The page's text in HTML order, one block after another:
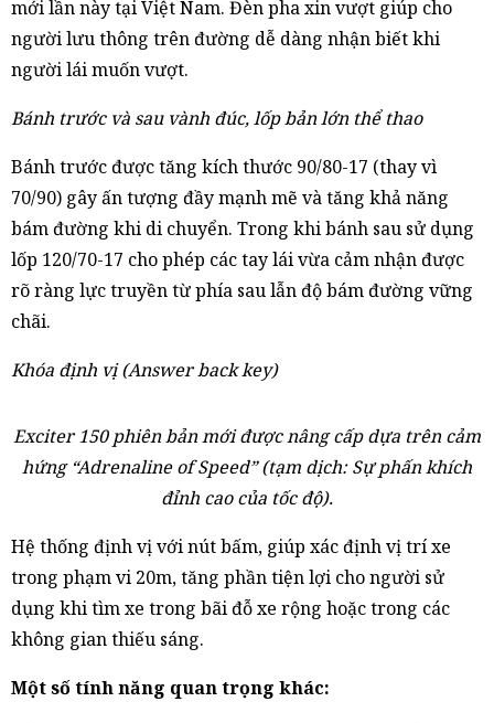
mới lần này tại Việt Nam. Đèn pha xin vượt giúp cho
người lưu thông trên đường dễ dàng nhận biết khi
người lái muốn vượt.
Bánh trước và sau vành đúc, lốp bản lớn thể thao
Bánh trước được tăng kích thước 90/80-17 (thay vì
70/90) gây ấn tượng đầy mạnh mẽ và tăng khả năng
bám đường khi di chuyển. Trong khi bánh sau sử dụng
lốp 120/70-17 cho phép các tay lái vừa cảm nhận được
rõ ràng lực truyền từ phía sau lẫn độ bám đường vững
chãi.
Khóa định vị (Answer back key)
Exciter 150 phiên bản mới được nâng cấp dựa trên cảm
hứng “Adrenaline of Speed” (tạm dịch: Sự phấn khích
đỉnh cao của tốc độ).
Hệ thống định vị với nút bấm, giúp xác định vị trí xe
trong phạm vi 20m, tăng phần tiện lợi cho người sử
dụng khi tìm xe trong bãi đỗ xe rộng hoặc trong các
không gian thiếu sáng.
Một số tính năng quan trọng khác: